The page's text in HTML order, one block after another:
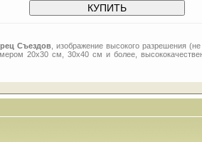
Съездов, изображение высокого разрешения
20x30 см, 30x40 см и более,